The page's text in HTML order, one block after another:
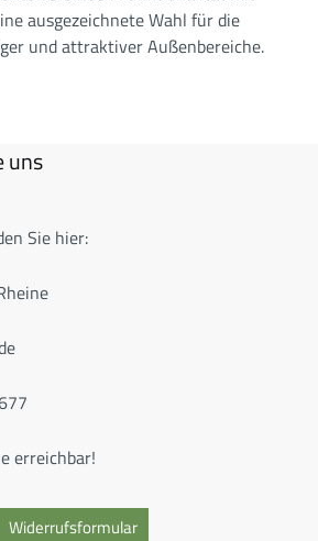
ausgezeichnete Wahl für die
und attraktiver Außenbereiche.
uns
Sie hier:
erreichbar!
Widerrufsformular